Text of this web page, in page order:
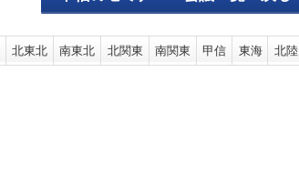
北東北 南東北 北関東 南関東 甲信 東海 北陸